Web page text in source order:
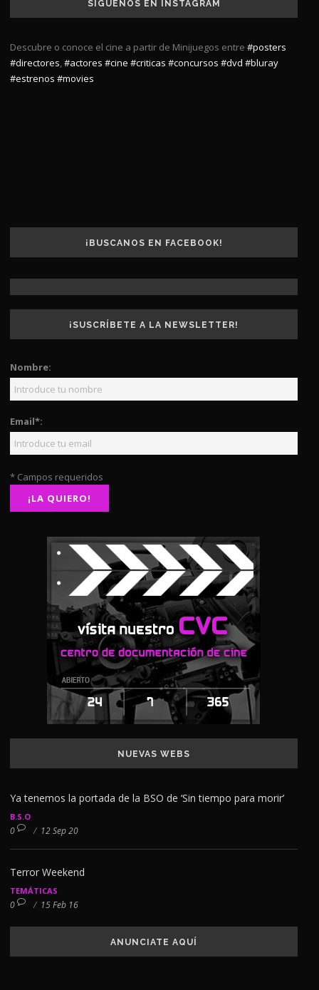
SÍGUENOS EN INSTAGRAM
Descubre o conoce el cine a partir de Minijuegos entre #posters
#directores,#actores #cine #criticas #concursos #dvd #bluray
#estrenos #movies
¡BUSCANOS EN FACEBOOK!
¡SUSCRÍBETE A LA NEWSLETTER!
Nombre:
Email*:
* Campos requeridos
NUEVAS WEBS
Ya tenemos la portada de la BSO de ‘Sin tiempo para morir’
B.S.O
0 / 12 Sep 20
Terror Weekend
TEMÁTICAS
0 / 15 Feb 16
ANUNCIATE AQUÍ